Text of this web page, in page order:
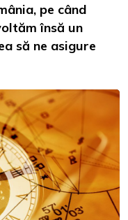
pe când
însă un
să ne asigure